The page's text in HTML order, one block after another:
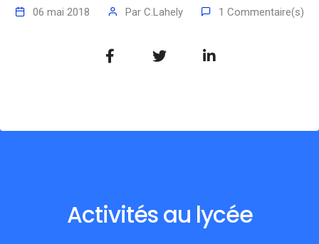
06 mai 2018 Par C.Lahely 1 Commentaire(s)
Activités au lycée